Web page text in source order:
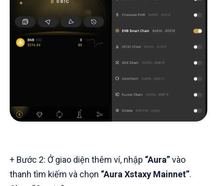
+ Bước 2: Ở giao diện thêm ví, nhập “Aura”vào
thanh tìm kiếm và chọn “Aura Xstaxy Mainnet”.